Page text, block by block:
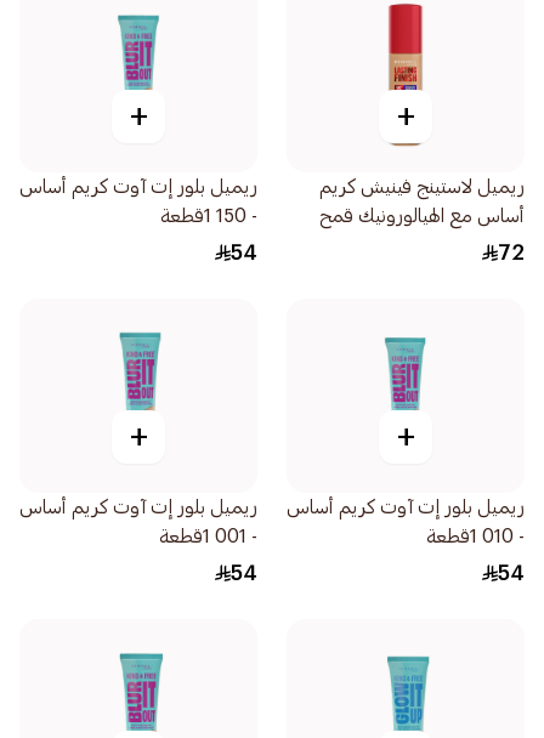
+
ريميل لاستينج فينيش كريم
أساس مع الهيالورونيك قمح
170 1قطعة
72
+
ريميل بلور إت آوت كريم أساس
- 150 1قطعة
54
+
ريميل بلور إت آوت كريم أساس
- 010 1قطعة
54
+
ريميل بلور إت آوت كريم أساس
- 001 1قطعة
54